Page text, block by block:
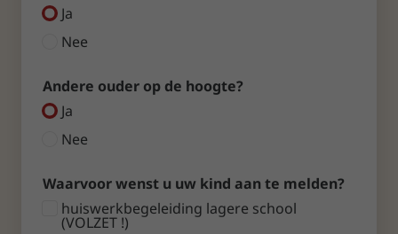
Ja
Nee
Ja
Nee
Andere ouder op de hoogte?
huiswerkbegeleiding lagere school
(VOLZET !)
Waarvoor wenst u uw kind aan te melden?